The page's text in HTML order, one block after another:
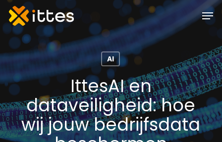
Skip
main
content
AI
IttesAI en
dataveiligheid: hoe
wij jouw bedrijfsdata